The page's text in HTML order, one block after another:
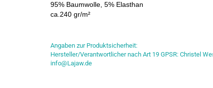
95% Baumwolle, 5% Elasthan
ca.240 gr/m²
Angaben zur Produktsicherheit:
Hersteller/Verantwortlicher nach Art 19 GPSR: Christel
info@Lajaw.de